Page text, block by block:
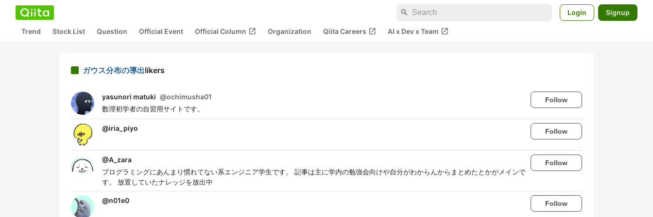
search Login Signup
Trend Stock List Question Official Event Official Column open_in_new Organization Qiita Careers open_in_new AI x Dev x Team open_in_new
ガウス分布の導出likers
yasunori matuki @ochimusha01
数理初学者の自習用サイトです。
Follow
@iria_piyo Follow
@A_zara
プログラミングにあんまり慣れてない系エンジニア学生です。 記事は主に学内の勉強会向けや自分がわからんからまとめたとかがメインで
す。 放置していたナレッジを放出中
Follow
@n01e0 Follow